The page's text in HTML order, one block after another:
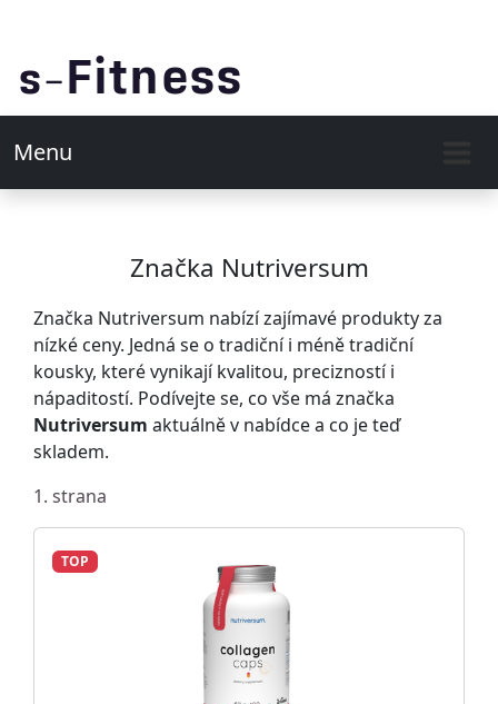
Menu
Značka Nutriversum
Značka Nutriversum nabízí zajímavé produkty za
nízké ceny. Jedná se o tradiční i méně tradiční
kousky, které vynikají kvalitou, precizností i
nápaditostí. Podívejte se, co vše má značka
Nutriversum aktuálně v nabídce a co je teď
skladem.
1. strana
TOP